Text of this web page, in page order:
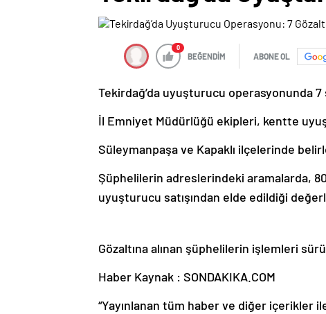
0
BEĞENDİM ABONE OL
Tekirdağ’da uyuşturucu operasyonunda 7
İl Emniyet Müdürlüğü ekipleri, kentte
Süleymanpaşa ve Kapaklı ilçelerinde
Şüphelilerin adreslerindeki aramalarda,
uyuşturucu satışından elde edildiği
Gözaltına alınan şüphelilerin işlemleri
Haber Kaynak : SONDAKIKA.COM
“Yayınlanan tüm haber ve diğer içerikler